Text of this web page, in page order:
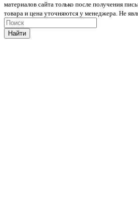
материалов сайта только после получения
товара и цена уточняются у менеджера. Не
Найти